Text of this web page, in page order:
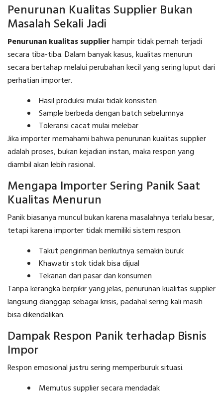
Penurunan Kualitas Supplier Bukan
Masalah Sekali Jadi
Penurunan kualitas supplierhampir tidak pernah terjadi
secara tiba-tiba. Dalam banyak kasus, kualitas menurun
secara bertahap melalui perubahan kecil yang sering luput dari
perhatian importer.
Hasil produksi mulai tidak konsisten
Sample berbeda dengan batch sebelumnya
Toleransi cacat mulai melebar
Jika importer memahami bahwa penurunan kualitas supplier
adalah proses, bukan kejadian instan, maka respon yang
diambil akan lebih rasional.
Mengapa Importer Sering Panik Saat
Kualitas Menurun
Panik biasanya muncul bukan karena masalahnya terlalu besar,
tetapi karena importer tidak memiliki sistem respon.
Takut pengiriman berikutnya semakin buruk
Khawatir stok tidak bisa dijual
Tekanan dari pasar dan konsumen
Tanpa kerangka berpikir yang jelas, penurunan kualitas supplier
langsung dianggap sebagai krisis, padahal sering kali masih
bisa dikendalikan.
Dampak Respon Panik terhadap Bisnis
Impor
Respon emosional justru sering memperburuk situasi.
Memutus supplier secara mendadak